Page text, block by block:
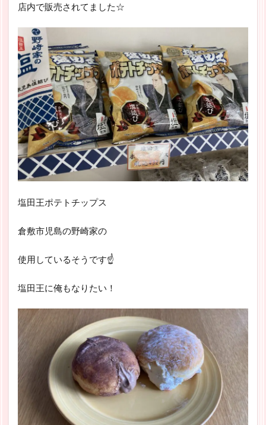
店内で販売されてました☆
塩田王ポテトチップス
倉敷市児島の野崎家の
使用しているそうです☝
塩田王に俺もなりたい！